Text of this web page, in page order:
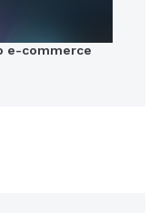
e-commerce